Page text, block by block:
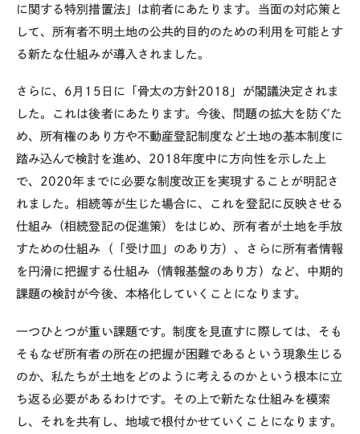
に関する特別措置法」は前者にあたります。当面の対応策と
して、所有者不明土地の公共的目的のための利用を可能とす
る新たな仕組みが導入されました。
さらに、6月15日に「骨太の方針2018」が閣議決定されま
した。これは後者にあたります。今後、問題の拡大を防ぐた
め、所有権のあり方や不動産登記制度など土地の基本制度に
踏み込んで検討を進め、2018年度中に方向性を示した上
で、2020年までに必要な制度改正を実現することが明記さ
れました。相続等が生じた場合に、これを登記に反映させる
仕組み（相続登記の促進策）をはじめ、所有者が土地を手放
すための仕組み（「受け皿」のあり方）、さらに所有者情報
を円滑に把握する仕組み（情報基盤のあり方）など、中期的
課題の検討が今後、本格化していくことになります。
一つひとつが重い課題です。制度を見直すに際しては、そも
そもなぜ所有者の所在の把握が困難であるという現象生じる
のか、私たちが土地をどのように考えるのかという根本に立
ち返る必要があるわけです。その上で新たな仕組みを模索
し、それを共有し、地域で根付かせていくことになります。